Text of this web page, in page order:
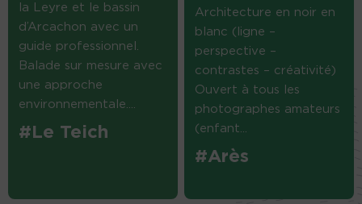
la Leyre et le bassin
d’Arcachon avec un
guide professionnel.
Balade sur mesure avec
une approche
environnementale....
#Le Teich
Architecture en noir en
blanc (ligne –
perspective –
contrastes – créativité)
Ouvert à tous les
photographes amateurs
(enfant...
#Arès